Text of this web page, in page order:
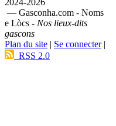
2024-2026
— Gasconha.com - Noms
e Lòcs - Nos lieux-dits
gascons
Plan du site | Se connecter|
RSS 2.0